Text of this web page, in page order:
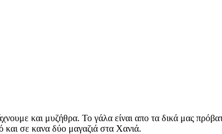
και μυζήθρα. Το γάλα είναι απο τα δικά μας
σε κανα δύο μαγαζιά στα Χανιά.